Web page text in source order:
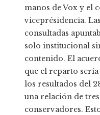
manos de Vox y el
viceprésidencia.
consultadas
solo institucional
contenido. El
que el reparto
los resultados del
una relación de
conservadores.